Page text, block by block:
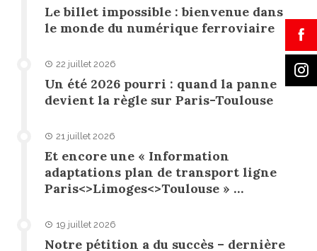
Le billet impossible : bienvenue dans
le monde du numérique ferroviaire
22 juillet 2026
Un été 2026 pourri : quand la panne
devient la règle sur Paris-Toulouse
21 juillet 2026
Et encore une « Information
adaptations plan de transport ligne
Paris<>Limoges<>Toulouse » …
19 juillet 2026
Notre pétition a du succès – dernière